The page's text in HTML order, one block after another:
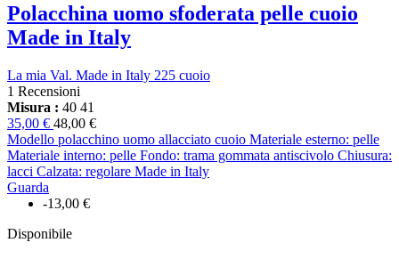
-13,00 €
Disponibile
Polacchina uomo sfoderata pelle cuoio
Made in Italy
La mia Val. Made in Italy 225 cuoio
1 Recensioni
Misura : 40 41
35,00 € 48,00 €
Modello polacchino uomo allacciato cuoio Materiale esterno: pelle
Materiale interno: pelle Fondo: trama gommata antiscivolo Chiusura:
lacci Calzata: regolare Made in Italy
Guarda